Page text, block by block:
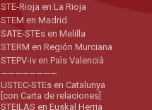
STE-Rioja en La Rioja
STEM en Madrid
SATE-STEs en Melilla
STERM en Región Murciana
STEPV-iv en Paìs Valencià
————————
USTEC-STEs en Catalunya
[con Carta de relaciones]
STEILAS en Euskal Herria